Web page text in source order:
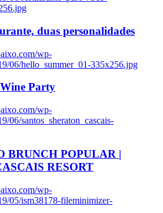
duas personalidades
wp-
06/hello_summer_01-335x256.jpg
Party
wp-
06/santos_sheraton_cascais-
BRUNCH POPULAR |
RESORT
wp-
05/ism38178-fileminimizer-